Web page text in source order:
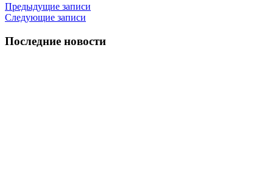
Навигация
по
записям
Предыдущие записи
Следующие записи
Последние новости